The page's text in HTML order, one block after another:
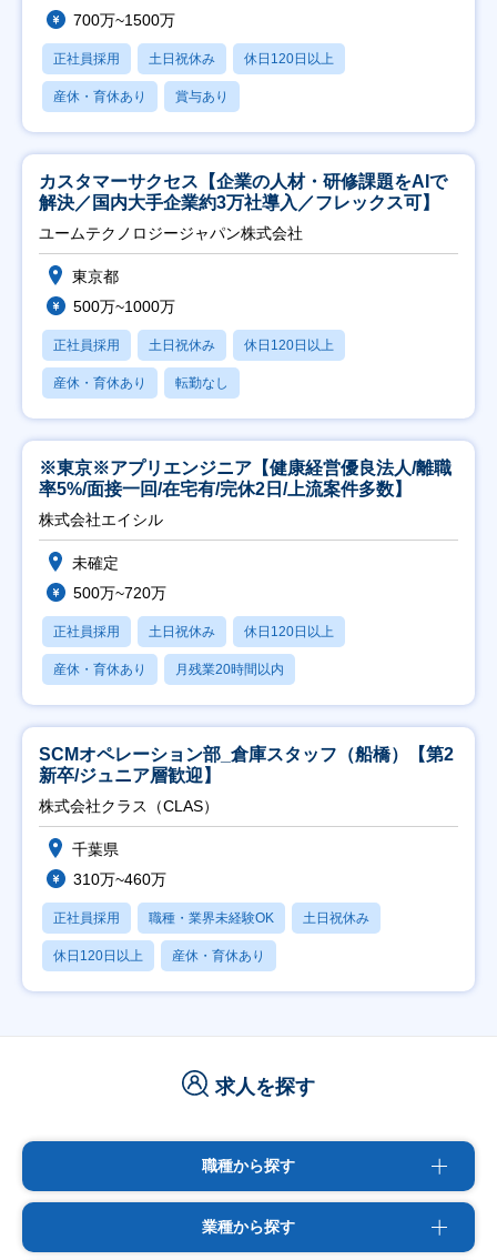
700万~1500万
正社員採用 土日祝休み 休日120日以上
産休・育休あり 賞与あり
カスタマーサクセス【企業の人材・研修課題をAIで
解決／国内大手企業約3万社導入／フレックス可】
ユームテクノロジージャパン株式会社
東京都
500万~1000万
正社員採用 土日祝休み 休日120日以上
産休・育休あり 転勤なし
※東京※アプリエンジニア【健康経営優良法人/離職
率5%/面接一回/在宅有/完休2日/上流案件多数】
株式会社エイシル
未確定
500万~720万
正社員採用 土日祝休み 休日120日以上
産休・育休あり 月残業20時間以内
SCMオペレーション部_倉庫スタッフ（船橋）【第2
新卒/ジュニア層歓迎】
株式会社クラス（CLAS）
千葉県
310万~460万
正社員採用 職種・業界未経験OK 土日祝休み
休日120日以上 産休・育休あり
求人を探す
職種から探す
業種から探す